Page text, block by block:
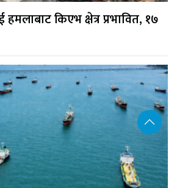
किएभ क्षेत्र प्रभावित, १७